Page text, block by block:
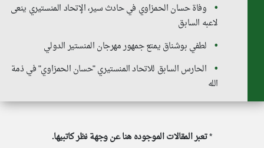
وفاة حسان الحمزاوي في حادث سير، الإتحاد المنستيري ينعى
لاعبه السابق
لطفي بوشناق يمتع جمهور مهرجان المنستير الدولي
الحارس السابق للاتحاد المنستيري "حسان الحمزاوي" في ذمة
الله
*تعبر المقالات الموجوده هنا عن وجهة نظر كاتبيها.